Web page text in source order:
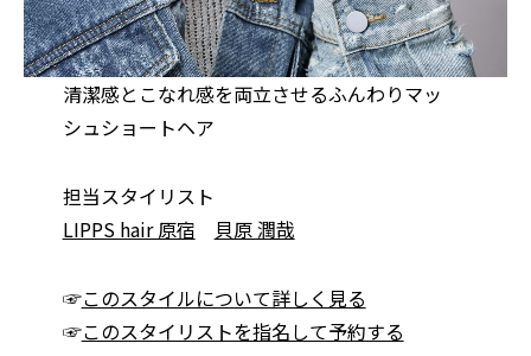
清潔感とこなれ感を両立させるふんわりマッ
シュショートヘア
担当スタイリスト
LIPPS hair 原宿
貝原 潤哉
☞このスタイルについて詳しく見る
☞このスタイリストを指名して予約する